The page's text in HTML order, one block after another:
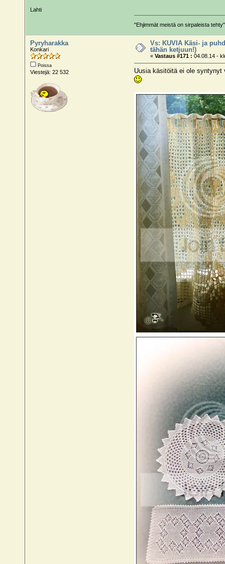
Lahti
"Ehjimmät meistä on sirpaleista
Pyryharakka
Konkari
Poissa
Viestejä: 22 532
Vs: KUVIA Käsi- ja
tähän ketjuun!)
«Vastaus #171 : 04.08.14 -
Uusia käsitöitä ei ole syntynyt